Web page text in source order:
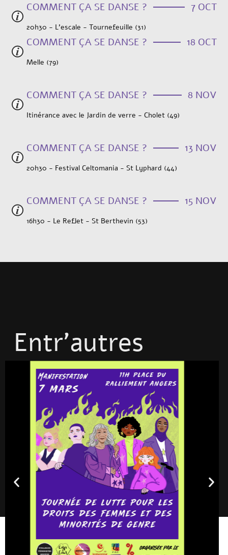
COMMENT ÇA SE DANSE ? 7 OCT
20h30 - L'escale - Tournefeuille (31)
COMMENT ÇA SE DANSE ? 18 OCT
Melle (79)
COMMENT ÇA SE DANSE ? 8 NOV
Itinérance avec le Jardin de verre - Cholet (49)
COMMENT ÇA SE DANSE ? 13 NOV
20h30 - Festival Celtomania - St Lyphard (44)
COMMENT ÇA SE DANSE ? 15 NOV
16h30 - Le Reflet - St Berthevin (53)
Entr'autres